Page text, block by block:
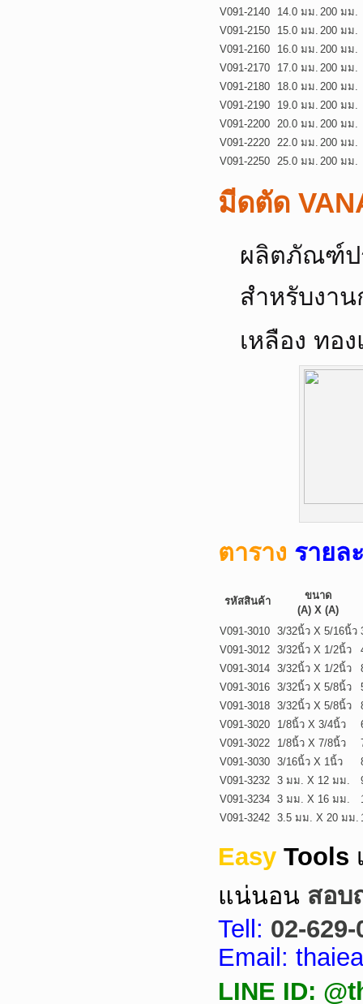
V091-2140
14.0 มม. 200 มม.
V091-2150
15.0 มม. 200 มม.
V091-2160
16.0 มม. 200 มม.
V091-2170
17.0 มม. 200 มม.
V091-2180
18.0 มม. 200 มม.
V091-2190
19.0 มม. 200 มม.
V091-2200 20.0 มม. 200 มม.
V091-2220 22.0 มม. 200 มม.
V091-2250 25.0 มม. 200 มม.
มีดตัด
ผลิตภัณฑ์ป
สำหรับงา
เหลือง ทอ
ตาราง รายล
รหัสสินค้า
ขนาด
(A) X (A)
V091-3010 3/32นิ้ว X 5/16นิ้ว
V091-3012 3/32นิ้ว X 1/2นิ้ว
V091-3014 3/32นิ้ว X 1/2นิ้ว
V091-3016 3/32นิ้ว X 5/8นิ้ว
V091-3018 3/32นิ้ว X 5/8นิ้ว
V091-3020
1/8นิ้ว X 3/4นิ้ว
V091-3022
1/8นิ้ว X 7/8นิ้ว
V091-3030 3/16นิ้ว X 1นิ้ว
V091-3232 3 มม. X 12 มม.
V091-3234 3 มม. X 16 มม.
V091-3242 3.5 มม. X 20 มม.
Easy Tools
แน่นอน สอบ
Tell: 02-629-
Email:
LINE ID: